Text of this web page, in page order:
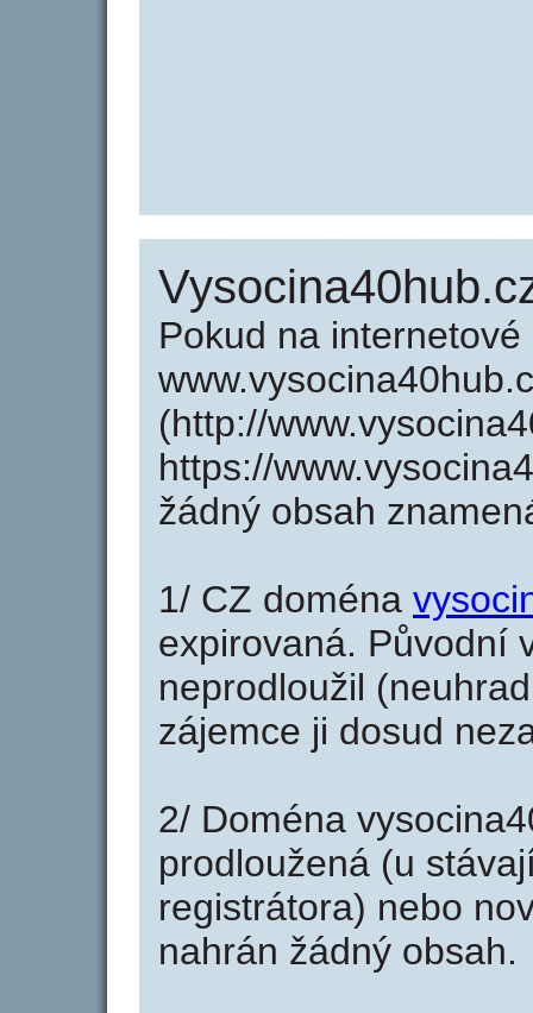
Pokud na internetové
(http://
https://
žádný obsah
1/ CZ doména
expirovaná. Původní
neprodloužil
zájemce ji dosud
2/ Doména
prodloužená (u
registrátora) nebo
nahrán žádný obsah.